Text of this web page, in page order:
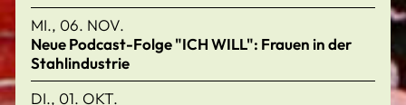
MI., 06. NOV.
Neue Podcast-Folge "ICH WILL": Frauen in der
Stahlindustrie
DI., 01. OKT.